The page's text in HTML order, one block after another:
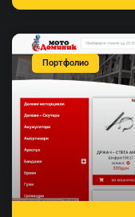
Портфолио